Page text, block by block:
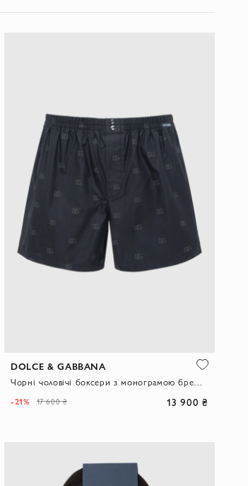
DOLCE & GABBANA
-21% 17 600 ₴ 13 900 ₴